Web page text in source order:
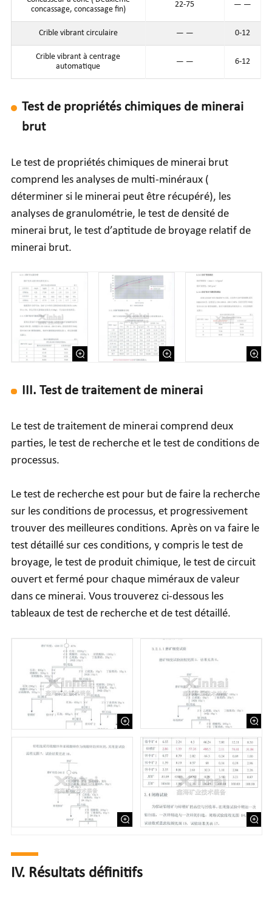
concassage, concassage fin)
22-75 — —
Crible vibrant circulaire — — 0-12
Crible vibrant à centrage
automatique
— — 6-12
Test de propriétés chimiques de minerai
brut
Le test de propriétés chimiques de minerai brut
comprend les analyses de multi-minéraux (
déterminer si le minerai peut être récupéré), les
analyses de granulométrie, le test de densité de
minerai brut, le test d’aptitude de broyage relatif de
minerai brut.
III. Test de traitement de minerai
Le test de traitement de minerai comprend deux
parties, le test de recherche et le test de conditions de
processus.
Le test de recherche est pour but de faire la recherche
sur les conditions de processus, et progressivement
trouver des meilleures conditions. Après on va faire le
test détaillé sur ces conditions, y compris le test de
broyage, le test de produit chimique, le test de circuit
ouvert et fermé pour chaque miméraux de valeur
dans ce minerai. Vous trouverez ci-dessous les
tableaux de test de recherche et de test détaillé.
IV. Résultats définitifs